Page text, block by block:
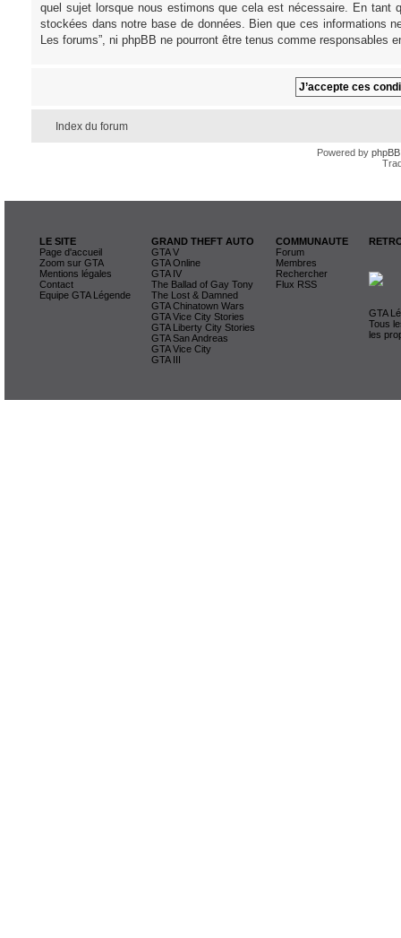
quel sujet lorsque nous estimons que cela est nécessaire. En tant
stockées dans notre base de données. Bien que ces informations
Les forums”, ni phpBB ne pourront être tenus comme
Index du forum
Powered by phpBB
LE SITE
Page d'accueil
Zoom sur GTA
Mentions légales
Contact
Equipe GTA Légende
GRAND THEFT AUTO
GTA V
GTA Online
GTA IV
The Ballad of Gay Tony
The Lost & Damned
GTA Chinatown Wars
GTA Vice City Stories
GTA Liberty City Stories
GTA San Andreas
GTA Vice City
GTA III
COMMUNAUTE
Forum
Membres
Rechercher
Flux RSS
GTA
Tous
les